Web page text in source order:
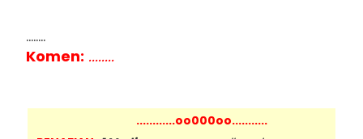
........
Komen: ........
............oo000oo...........